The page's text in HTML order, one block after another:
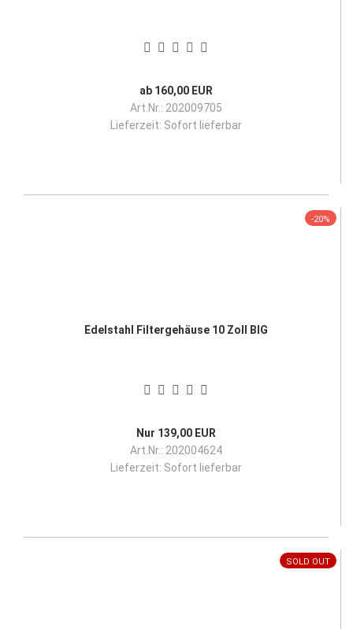
ab 160,00 EUR
Art.Nr.: 202009705
Lieferzeit: Sofort lieferbar
-20%
Edelstahl Filtergehäuse 10 Zoll BIG
Nur 139,00 EUR
Art.Nr.: 202004624
Lieferzeit: Sofort lieferbar
SOLD OUT